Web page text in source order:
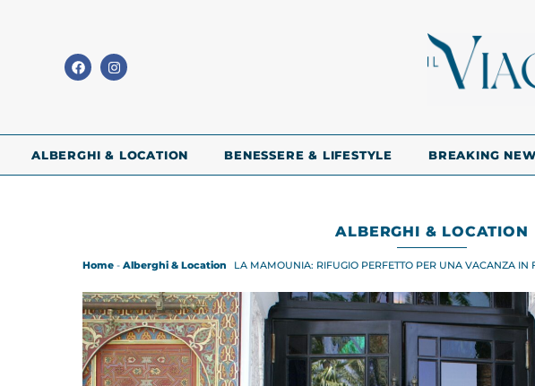
ALBERGHI & LOCATION BENESSERE & LIFESTYLE BREAKING
ALBERGHI & LOCATION
Home - Alberghi & Location LA MAMOUNIA: RIFUGIO PERFETTO PER UNA VACANZA IN